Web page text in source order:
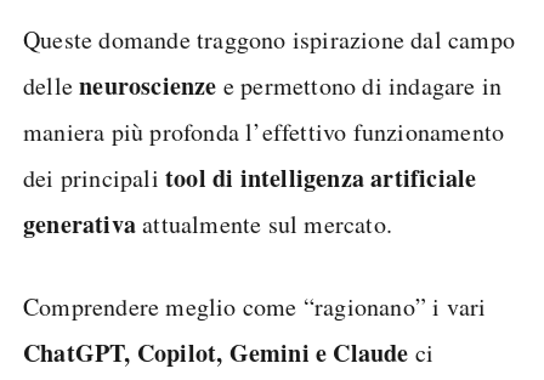
Queste domande traggono ispirazione dal campo
delleneuroscienze e permettono di indagare in
maniera più profonda l’effettivo funzionamento
dei principali tool di intelligenza artificiale
generativaattualmente sul mercato.
Comprendere meglio come “ragionano” i vari
ChatGPT, Copilot, Gemini e Claude ci